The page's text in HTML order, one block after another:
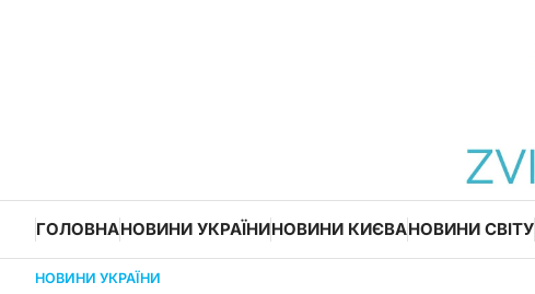
ГОЛОВНАНОВИНИ УКРАЇНИНОВИНИ КИЄВАНОВИНИ СВІТУ
НОВИНИ УКРАЇНИ